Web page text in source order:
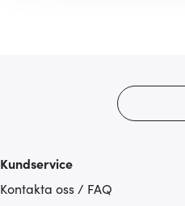
Kundservice
Kontakta oss / FAQ